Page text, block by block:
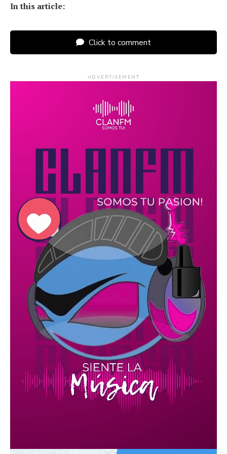
In this article:
Click to comment
ADVERTISEMENT